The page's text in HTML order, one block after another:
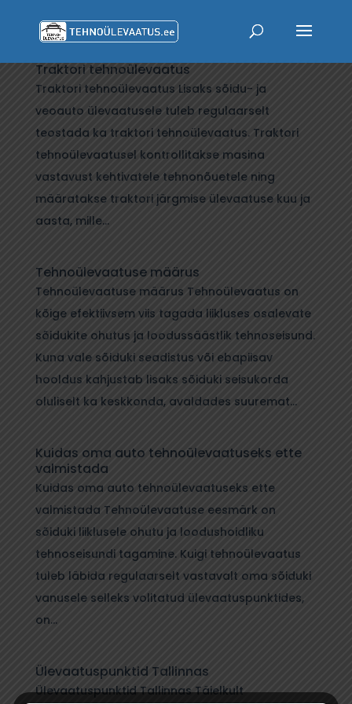
Traktori tehnoülevaatus
Traktori tehnoülevaatus Lisaks sõidu- ja
veoauto ülevaatusele tuleb regulaarselt
teostada ka traktori tehnoülevaatus. Traktori
tehnoülevaatusel kontrollitakse masina
vastavust kehtivatele tehnonõuetele ning
määratakse traktori järgmise ülevaatuse kuu ja
aasta, mille...
Tehnoülevaatuse määrus
Tehnoülevaatuse määrus Tehnoülevaatus on
kõige efektiivsem viis tagada liikluses osalevate
sõidukite ohutus ja loodussäästlik tehnoseisund.
Kuna vale sõiduki seadistus või ebapiisav
hooldus kahjustab lisaks sõiduki seisukorda
oluliselt ka keskkonda, avaldades suuremat...
Kuidas oma auto tehnoülevaatuseks ette
valmistada
Kuidas oma auto tehnoülevaatuseks ette
valmistada Tehnoülevaatuse eesmärk on
sõiduki liiklusele ohutu ja loodushoidliku
tehnoseisundi tagamine. Kuigi tehnoülevaatus
tuleb läbida regulaarselt vastavalt oma sõiduki
vanusele selleks volitatud ülevaatuspunktides,
on...
Ülevaatuspunktid Tallinnas
Ülevaatuspunktid Tallinnas Täielkult